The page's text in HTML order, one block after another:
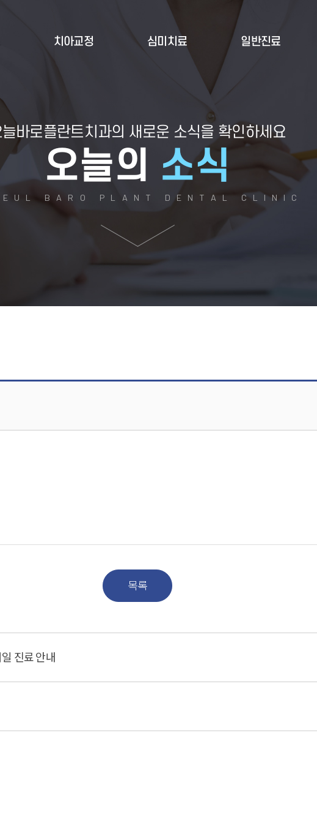
치아교정 심미치료 일반진료
늘바로플란트치과의 새로운 소식을 확인하세요
오늘의 소식
BARO PLANT DENTAL CLINIC
목록
진료 안내